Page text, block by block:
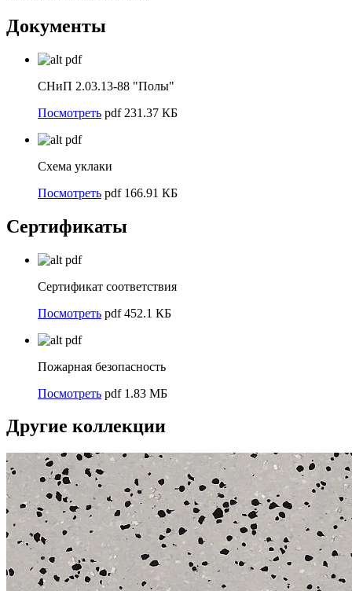
Документы
pdf
СНиП 2.03.13-88 "Полы"
Посмотреть pdf 231.37 КБ
pdf
Схема уклаки
Посмотреть pdf 166.91 КБ
Сертификаты
pdf
Сертификат соответствия
Посмотреть pdf 452.1 КБ
pdf
Пожарная безопасность
Посмотреть pdf 1.83 МБ
Другие коллекции